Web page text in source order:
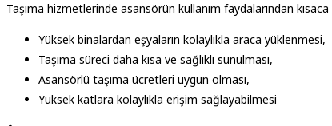
Taşıma hizmetlerinde asansörün kullanım faydalarından
Yüksek binalardan eşyaların kolaylıkla araca yüklenmesi,
Taşıma süreci daha kısa ve sağlıklı sunulması,
Asansörlü taşıma ücretleri uygun olması,
Yüksek katlara kolaylıkla erişim sağlayabilmesi